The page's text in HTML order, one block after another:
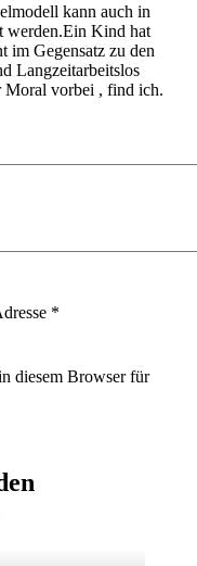
kann auch in
werden.Ein Kind hat
Gegensatz zu den
Langzeitarbeitslos
Moral vorbei , find ich.
*
diesem Browser für